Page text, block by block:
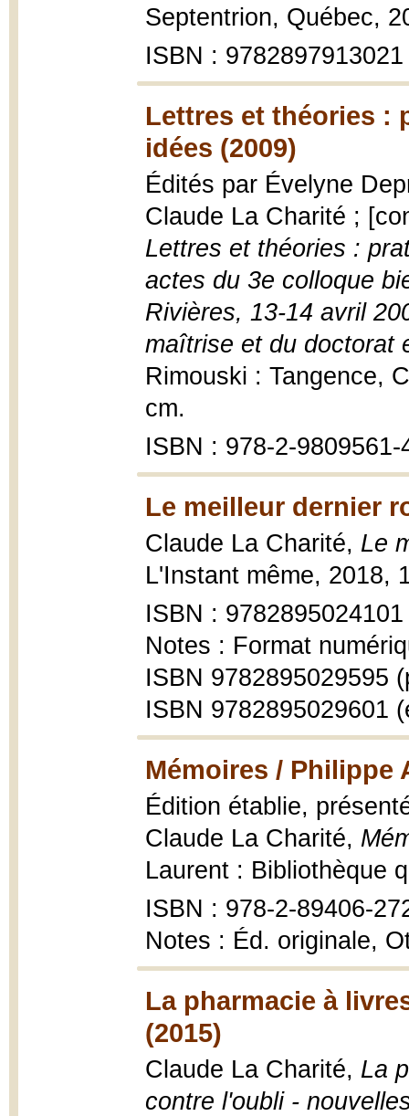
Septentrion, Québec,
ISBN : 9782897913021
Lettres et théories :
idées (2009)
Édités par Évelyne
Claude La Charité ;
Lettres et théories :
actes du 3e colloque
Rivières, 13-14 avril
maîtrise et du doctorat
Rimouski : Tangence,
cm.
ISBN : 978-2-9809561-
Le meilleur dernier
Claude La Charité, Le
L'Instant même, 2018,
ISBN : 9782895024101
Notes : Format
ISBN 9782895029595
ISBN 9782895029601
Mémoires / Philippe
Édition établie,
Claude La Charité,
Laurent : Bibliothèque
ISBN : 978-2-89406-
Notes : Éd. originale,
La pharmacie à
(2015)
Claude La Charité, La
contre l'oubli -